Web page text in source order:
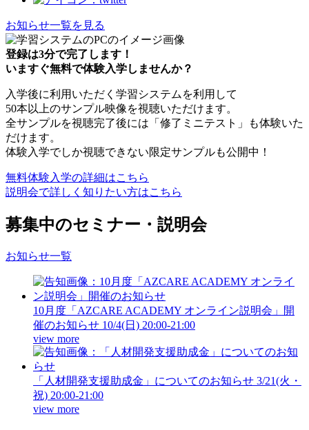
お知らせ一覧を見る
登録は3分で完了します！
いますぐ無料で体験入学しませんか？
入学後に利用いただく学習システムを利用して
50本以上のサンプル映像を視聴いただけます。
全サンプルを視聴完了後には「修了ミニテスト」も体験いた
だけます。
体験入学でしか視聴できない限定サンプルも公開中！
無料体験入学の詳細はこちら
説明会で詳しく知りたい方はこちら
募集中のセミナー・説明会
お知らせ一覧
10月度「AZCARE ACADEMY オンライン説明会」開
催のお知らせ 10/4(日) 20:00-21:00
view more
「人材開発支援助成金」についてのお知らせ 3/21(火・
祝) 20:00-21:00
view more